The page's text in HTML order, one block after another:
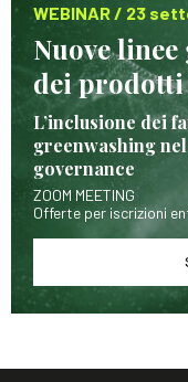
WEBINAR / 23
Nuove
dei
L’inclusione dei
greenwashing
governance
ZOOM MEETING
Offerte per iscrizioni